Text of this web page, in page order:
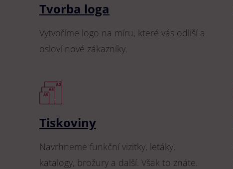
Tvorba loga
Vytvoříme logo na míru, které vás odliší a
osloví nové zákazníky.
Tiskoviny
Navrhneme funkční vizitky, letáky,
katalogy, brožury a další. Však to znáte.